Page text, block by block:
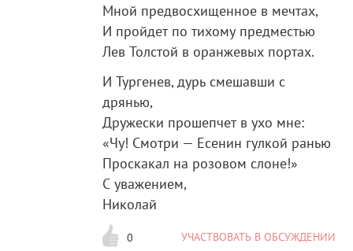
Мной предвосхищенное в мечтах,
И пройдет по тихому предместью
Лев Толстой в оранжевых портах.
И Тургенев, дурь смешавши с
дрянью,
Дружески прошепчет в ухо мне:
«Чу! Смотри — Есенин гулкой ранью
Проскакал на розовом слоне!»
С уважением,
Николай
0 УЧАСТВОВАТЬ В ОБСУЖДЕНИИ